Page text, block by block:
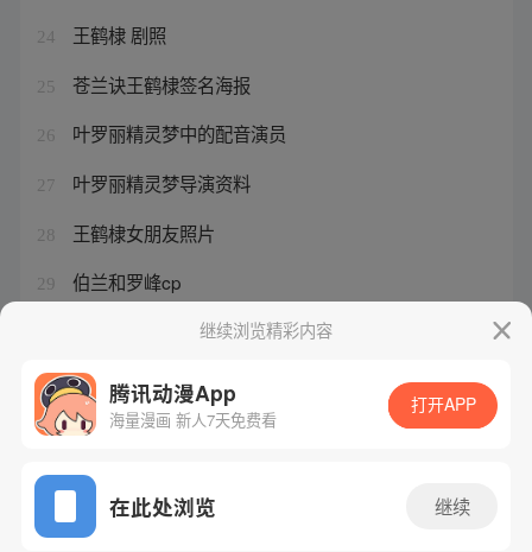
24 王鹤棣 剧照
25 苍兰诀王鹤棣签名海报
26 叶罗丽精灵梦中的配音演员
27 叶罗丽精灵梦导演资料
28 王鹤棣女朋友照片
29 伯兰和罗峰cp
王思语名字的含义继续浏览精彩内容
腾讯动漫App
海量漫画 新人7天免费看
打开APP
在此处浏览 继续
网站备案/许可证号：粤B2-20090059-5
Copyright©1998 - 2026 Tencent. All Rights Reserved